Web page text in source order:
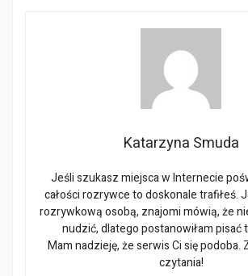
Katarzyna Smuda
Jeśli szukasz miejsca w Internecie
całości rozrywce to doskonale trafiłeś.
rozrywkową osobą, znajomi mówią, że
nudzić, dlatego postanowiłam pisać
Mam nadzieję, że serwis Ci się podoba.
czytania!